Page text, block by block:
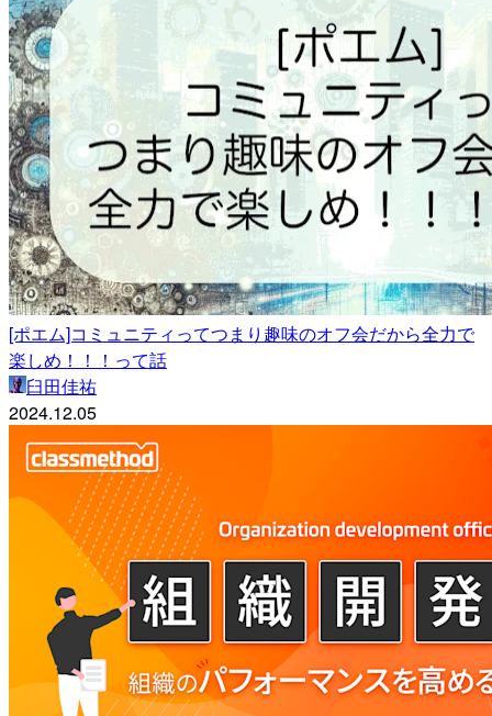
[ポエム]コミュニティってつまり趣味のオフ会だから全力で
楽しめ！！！って話
臼田佳祐
2024.12.05